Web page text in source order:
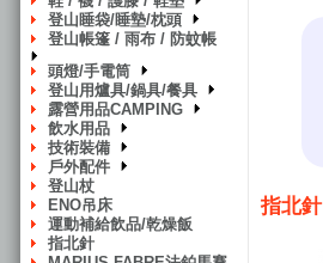
登山睡袋/睡墊/枕頭
登山帳篷 / 雨布 / 防蚊帳
頭燈/手電筒
登山用爐具/鍋具/餐具
露營用品CAMPING
飲水用品
技術裝備
戶外配件
登山杖
ENO吊床
運動補給飲品/乾燥飯
指北針
指北針